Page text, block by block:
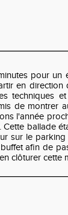
pour un
en
techniques
de montrer
l'année
ballade
sur le
afin de
clôturer cette